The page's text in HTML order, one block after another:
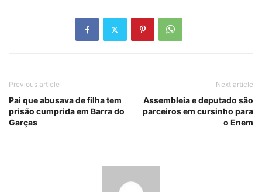
Previous article
Pai que abusava de filha tem
prisão cumprida em Barra do
Garças
Next article
Assembleia e deputado são
parceiros em cursinho para
o Enem